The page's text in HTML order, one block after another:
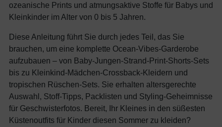
ozeanische Prints und atmungsaktive Stoffe für Babys und
Kleinkinder im Alter von 0 bis 5 Jahren.
Diese Anleitung führt Sie durch jedes Teil, das Sie
brauchen, um eine komplette Ocean-Vibes-Garderobe
aufzubauen – von Baby-Jungen-Strand-Print-Shorts-Sets
bis zu Kleinkind-Mädchen-Crossback-Kleidern und
tropischen Rüschen-Sets. Sie erhalten altersgerechte
Auswahl, Stoff-Tipps, Packlisten und Styling-Geheimnisse
für Geschwisterfotos. Bereit, Ihr Kleines in den süßesten
Küstenoutfits für Kinder diesen Sommer zu kleiden?